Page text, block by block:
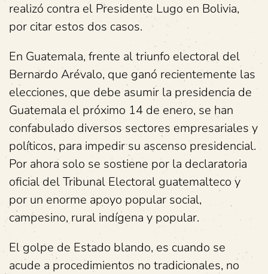
realizó contra el Presidente Lugo en Bolivia,
por citar estos dos casos.
En Guatemala, frente al triunfo electoral del
Bernardo Arévalo, que ganó recientemente las
elecciones, que debe asumir la presidencia de
Guatemala el próximo 14 de enero, se han
confabulado diversos sectores empresariales y
políticos, para impedir su ascenso presidencial.
Por ahora solo se sostiene por la declaratoria
oficial del Tribunal Electoral guatemalteco y
por un enorme apoyo popular social,
campesino, rural indígena y popular.
El golpe de Estado blando, es cuando se
acude a procedimientos no tradicionales, no